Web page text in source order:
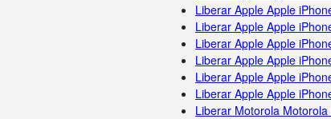
Liberar Apple Apple
Liberar Apple Apple
Liberar Apple Apple
Liberar Apple Apple
Liberar Apple Apple
Liberar Apple Apple
Liberar Motorola